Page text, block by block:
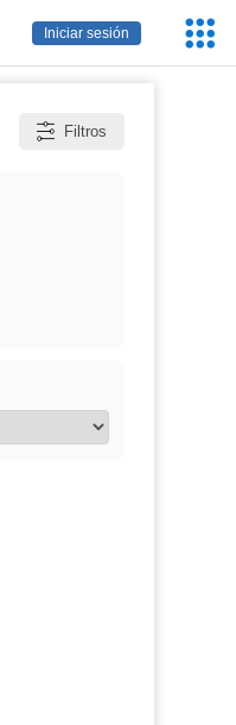
Iniciar sesión
Filtros